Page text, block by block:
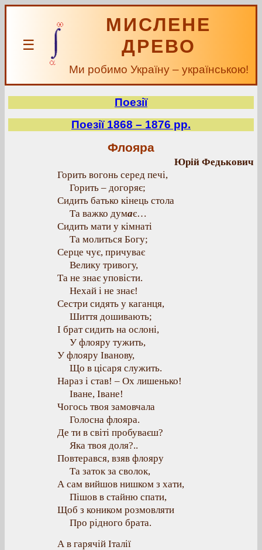
☰
МИСЛЕНЕ
ДРЕВО
Ми робимо Україну – українською!
Поезії
Поезії 1868 – 1876 рр.
Флояра
Юрій Федькович
Горить вогонь серед печі,
Горить – догоряє;
Сидить батько кінець стола
Та важко думає…
Сидить мати у кімнаті
Та молиться Богу;
Серце чує, причуває
Велику тривогу,
Та не знає уповісти.
Нехай і не знає!
Сестри сидять у каганця,
Шиття дошивають;
І брат сидить на ослоні,
У флояру тужить,
У флояру Іванову,
Що в цісаря служить.
Нараз і став! – Ох лишенько!
Іване, Іване!
Чогось твоя замовчала
Голосна флояра.
Де ти в світі пробуваєш?
Яка твоя доля?..
Повтерався, взяв флояру
Та заток за сволок,
А сам вийшов нишком з хати,
Пішов в стайню спати,
Щоб з коником розмовляти
Про рідного брата.
А в гарячій Італії